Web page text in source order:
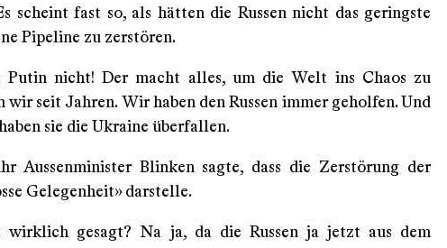
scheint fast so, als hätten die Russen nicht das geringste
Pipeline zu zerstören.
Putin nicht! Der macht alles, um die Welt ins Chaos zu
wir seit Jahren. Wir haben den Russen immer geholfen. Und
sie die Ukraine überfallen.
Aussenminister Blinken sagte, dass die Zerstörung der
Gelegenheit» darstelle.
wirklich gesagt? Na ja, da die Russen ja jetzt aus dem